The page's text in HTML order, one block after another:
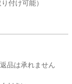
付け可能）
品は承れません